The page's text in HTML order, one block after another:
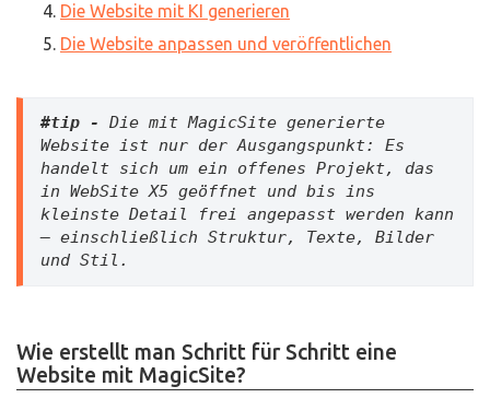
Die Website mit KI generieren
Die Website anpassen und veröffentlichen
#tip - Die mit MagicSite generierte
Website ist nur der Ausgangspunkt: Es
handelt sich um ein offenes Projekt, das
in WebSite X5 geöffnet und bis ins
kleinste Detail frei angepasst werden kann
– einschließlich Struktur, Texte, Bilder
und Stil.
Wie erstellt man Schritt für Schritt eine
Website mit MagicSite?